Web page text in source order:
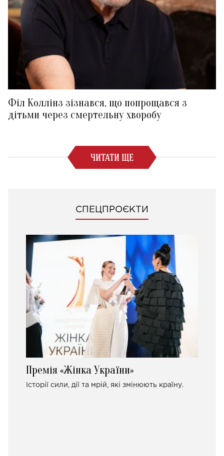
Філ Коллінз зізнався, що попрощався з
дітьми через смертельну хворобу
ЧИТАТИ ЩЕ
СПЕЦПРОЄКТИ
Премія «Жінка України»
Історії сили, дії та мрій, які змінюють країну.